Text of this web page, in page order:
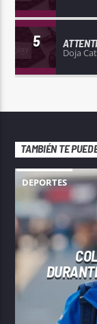
5
Doja Cat
TAMBIÉN TE
DEPORTES